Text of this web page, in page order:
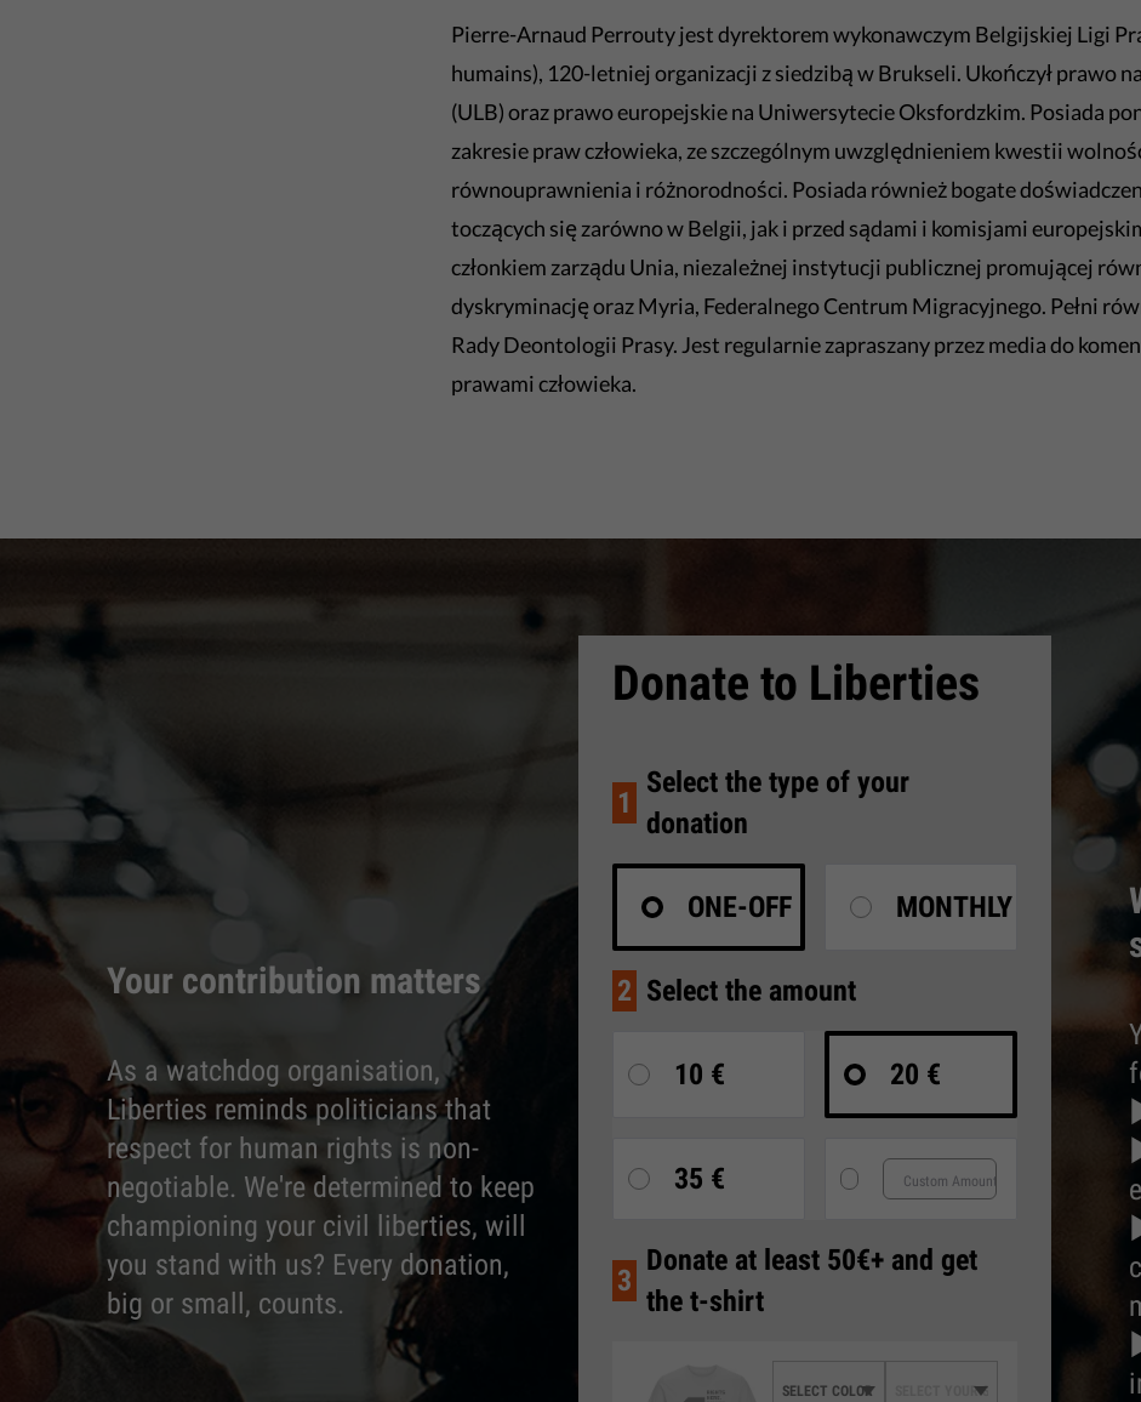
Pierre-Arnaud Perrouty jest dyrektorem wykonawczym Belgijskiej Ligi
humains), 120-letniej organizacji z siedzibą w Brukseli. Ukończył prawo
(ULB) oraz prawo europejskie na Uniwersytecie Oksfordzkim. Posiada
zakresie praw człowieka, ze szczególnym uwzględnieniem kwestii
równouprawnienia i różnorodności. Posiada również bogate
toczących się zarówno w Belgii, jak i przed sądami i komisjami
członkiem zarządu Unia, niezależnej instytucji publicznej promującej
dyskryminację oraz Myria, Federalnego Centrum Migracyjnego. Pełni
Rady Deontologii Prasy. Jest regularnie zapraszany przez media do
prawami człowieka.
Your contribution matters
As a watchdog organisation,
Liberties reminds politicians that
respect for human rights is non-
negotiable. We're determined to keep
championing your civil liberties, will
you stand with us? Every donation,
big or small, counts.
Donate to Liberties
1
Select the type of your
donation
ONE-OFF MONTHLY
2 Select the amount
10 € 20 €
35 €
3
Donate at least 50€+ and get
the t-shirt